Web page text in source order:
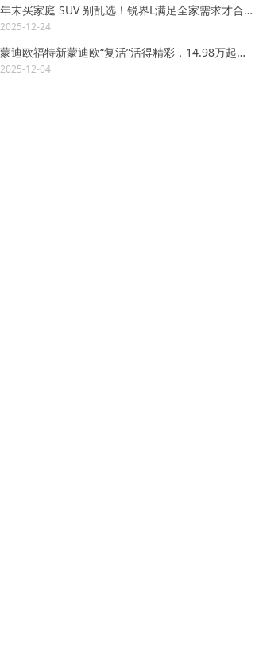
年末买家庭 SUV 别乱选！锐界L满足全家需求才合格
2025-12-24
蒙迪欧福特新蒙迪欧“复活”活得精彩，14.98万起上市
2025-12-04